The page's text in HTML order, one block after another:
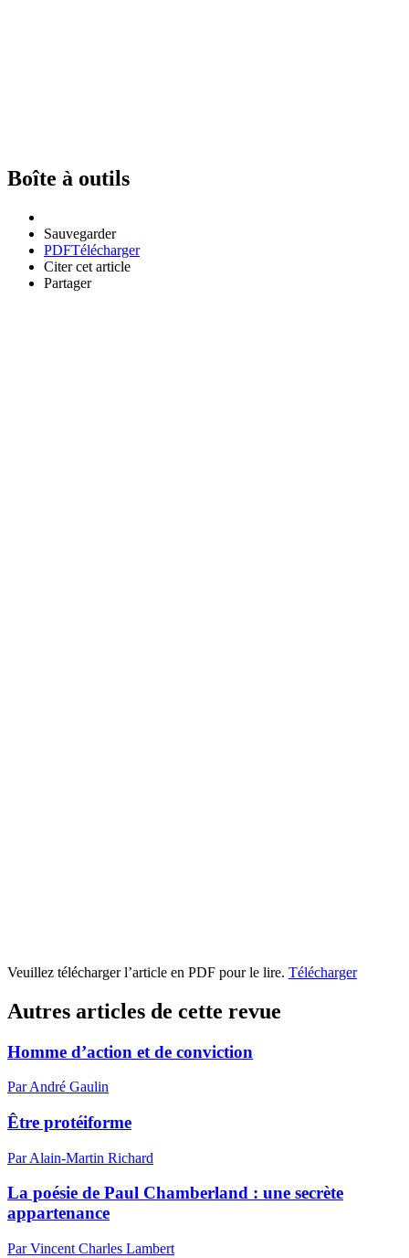
Boîte à outils
Sauvegarder
PDFTélécharger
Citer cet article
Partager
Veuillez télécharger l’article en PDF pour le lire. Télécharger
Autres articles de cette revue
Homme d’action et de conviction
Par André Gaulin
Être protéiforme
Par Alain-Martin Richard
La poésie de Paul Chamberland : une secrète
appartenance
Par Vincent Charles Lambert